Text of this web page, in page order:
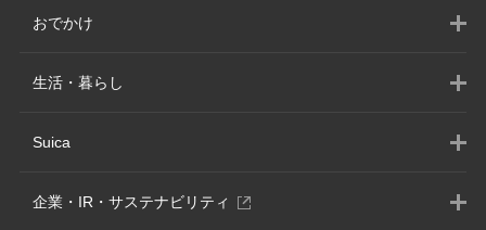
おでかけ
生活・暮らし
Suica
企業・IR・サステナビリティ
別